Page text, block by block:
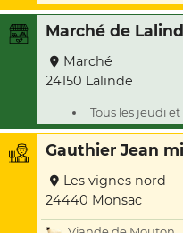
Marché de
Marché
24150 Lalinde
Tous les jeudi
Gauthier Jean
Les vignes nord
24440 Monsac